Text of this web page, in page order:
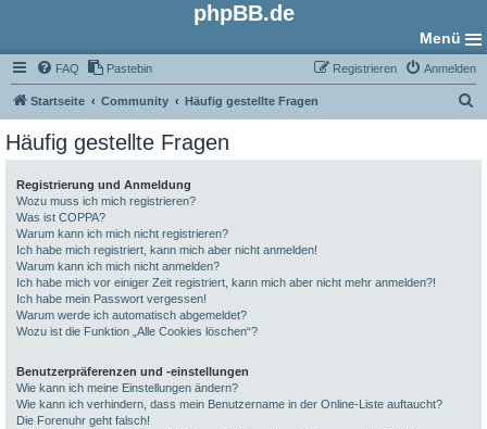
phpBB.de
Menü
FAQ Pastebin Anmelden
Registrieren
Startseite Community Häufig gestellte Fragen
Häufig gestellte Fragen
Registrierung und Anmeldung
Wozu muss ich mich registrieren?
Was ist COPPA?
Warum kann ich mich nicht registrieren?
Ich habe mich registriert, kann mich aber nicht anmelden!
Warum kann ich mich nicht anmelden?
Ich habe mich vor einiger Zeit registriert, kann mich aber nicht mehr anmelden?!
Ich habe mein Passwort vergessen!
Warum werde ich automatisch abgemeldet?
Wozu ist die Funktion „Alle Cookies löschen“?
Benutzerpräferenzen und -einstellungen
Wie kann ich meine Einstellungen ändern?
Wie kann ich verhindern, dass mein Benutzername in der Online-Liste auftaucht?
Die Forenuhr geht falsch!